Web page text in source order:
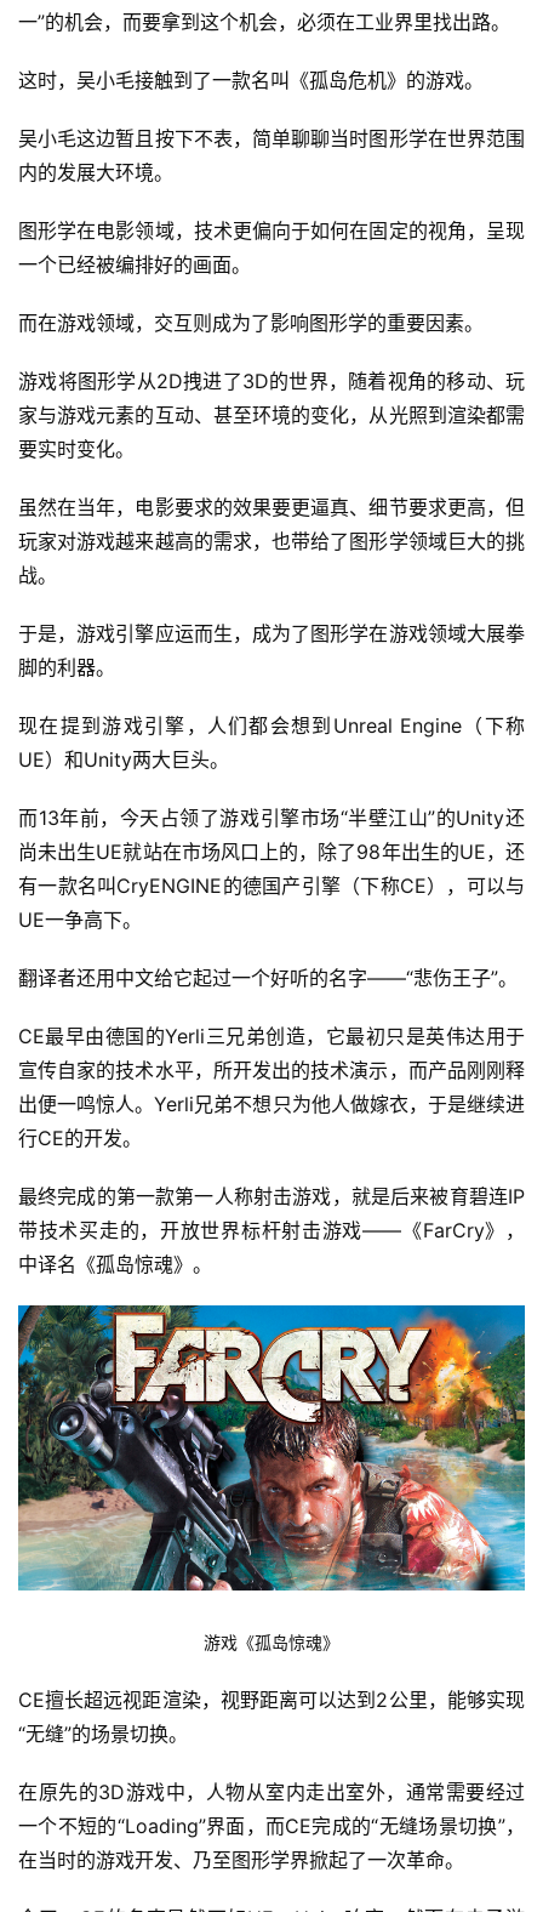
首
页
业
界
人
工
智
度
学
云
计
一”的机会，而要拿到这个机会，必须在工业界里找出路。
这时，吴小毛接触到了一款名叫《孤岛危机》的游戏。
吴小毛这边暂且按下不表，简单聊聊当时图形学在世界范围
内的发展大环境。
图形学在电影领域，技术更偏向于如何在固定的视角，呈现
一个已经被编排好的画面。
而在游戏领域，交互则成为了影响图形学的重要因素。
游戏将图形学从2D拽进了3D的世界，随着视角的移动、玩
家与游戏元素的互动、甚至环境的变化，从光照到渲染都需
要实时变化。
虽然在当年，电影要求的效果要更逼真、细节要求更高，但
玩家对游戏越来越高的需求，也带给了图形学领域巨大的挑
战。
于是，游戏引擎应运而生，成为了图形学在游戏领域大展拳
脚的利器。
现在提到游戏引擎，人们都会想到Unreal Engine（下称
UE）和Unity两大巨头。
而13年前，今天占领了游戏引擎市场“半壁江山”的Unity还
尚未出生UE就站在市场风口上的，除了98年出生的UE，还
有一款名叫CryENGINE的德国产引擎（下称CE），可以与
UE一争高下。
翻译者还用中文给它起过一个好听的名字——“悲伤王子”。
CE最早由德国的Yerli三兄弟创造，它最初只是英伟达用于
宣传自家的技术水平，所开发出的技术演示，而产品刚刚释
出便一鸣惊人。Yerli兄弟不想只为他人做嫁衣，于是继续进
行CE的开发。
最终完成的第一款第一人称射击游戏，就是后来被育碧连IP
带技术买走的，开放世界标杆射击游戏——《FarCry》，
中译名《孤岛惊魂》。
游戏《孤岛惊魂》
CE擅长超远视距渲染，视野距离可以达到2公里，能够实现
“无缝”的场景切换。
在原先的3D游戏中，人物从室内走出室外，通常需要经过
一个不短的“Loading”界面，而CE完成的“无缝场景切换”，
在当时的游戏开发、乃至图形学界掀起了一次革命。